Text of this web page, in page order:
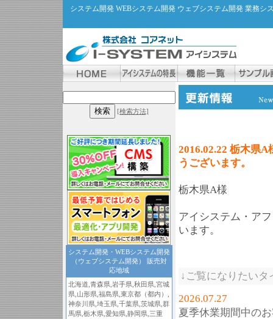
システム開発 WEBシステム開発 ウェブシステム開発 業務
[検索方法]
システム開発・WEBシステム開発
（ウェブシステム開発） 販売対
応地域
北海道 青森県, 岩手県, 秋田県, 宮城
県, 山形県, 福島県, 東京都（都内）
神奈川県, 埼玉県, 千葉県, 茨城県, 群
馬県, 栃木県, 愛知県, 静岡県, 三重
2016.02.22 栃木県
うございます。
栃木県A様
アイシステム・ア
います。
↓ご覧になりたい
2026.07.27
夏季休業期間中の